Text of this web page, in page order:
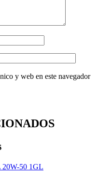
y web en este navegador